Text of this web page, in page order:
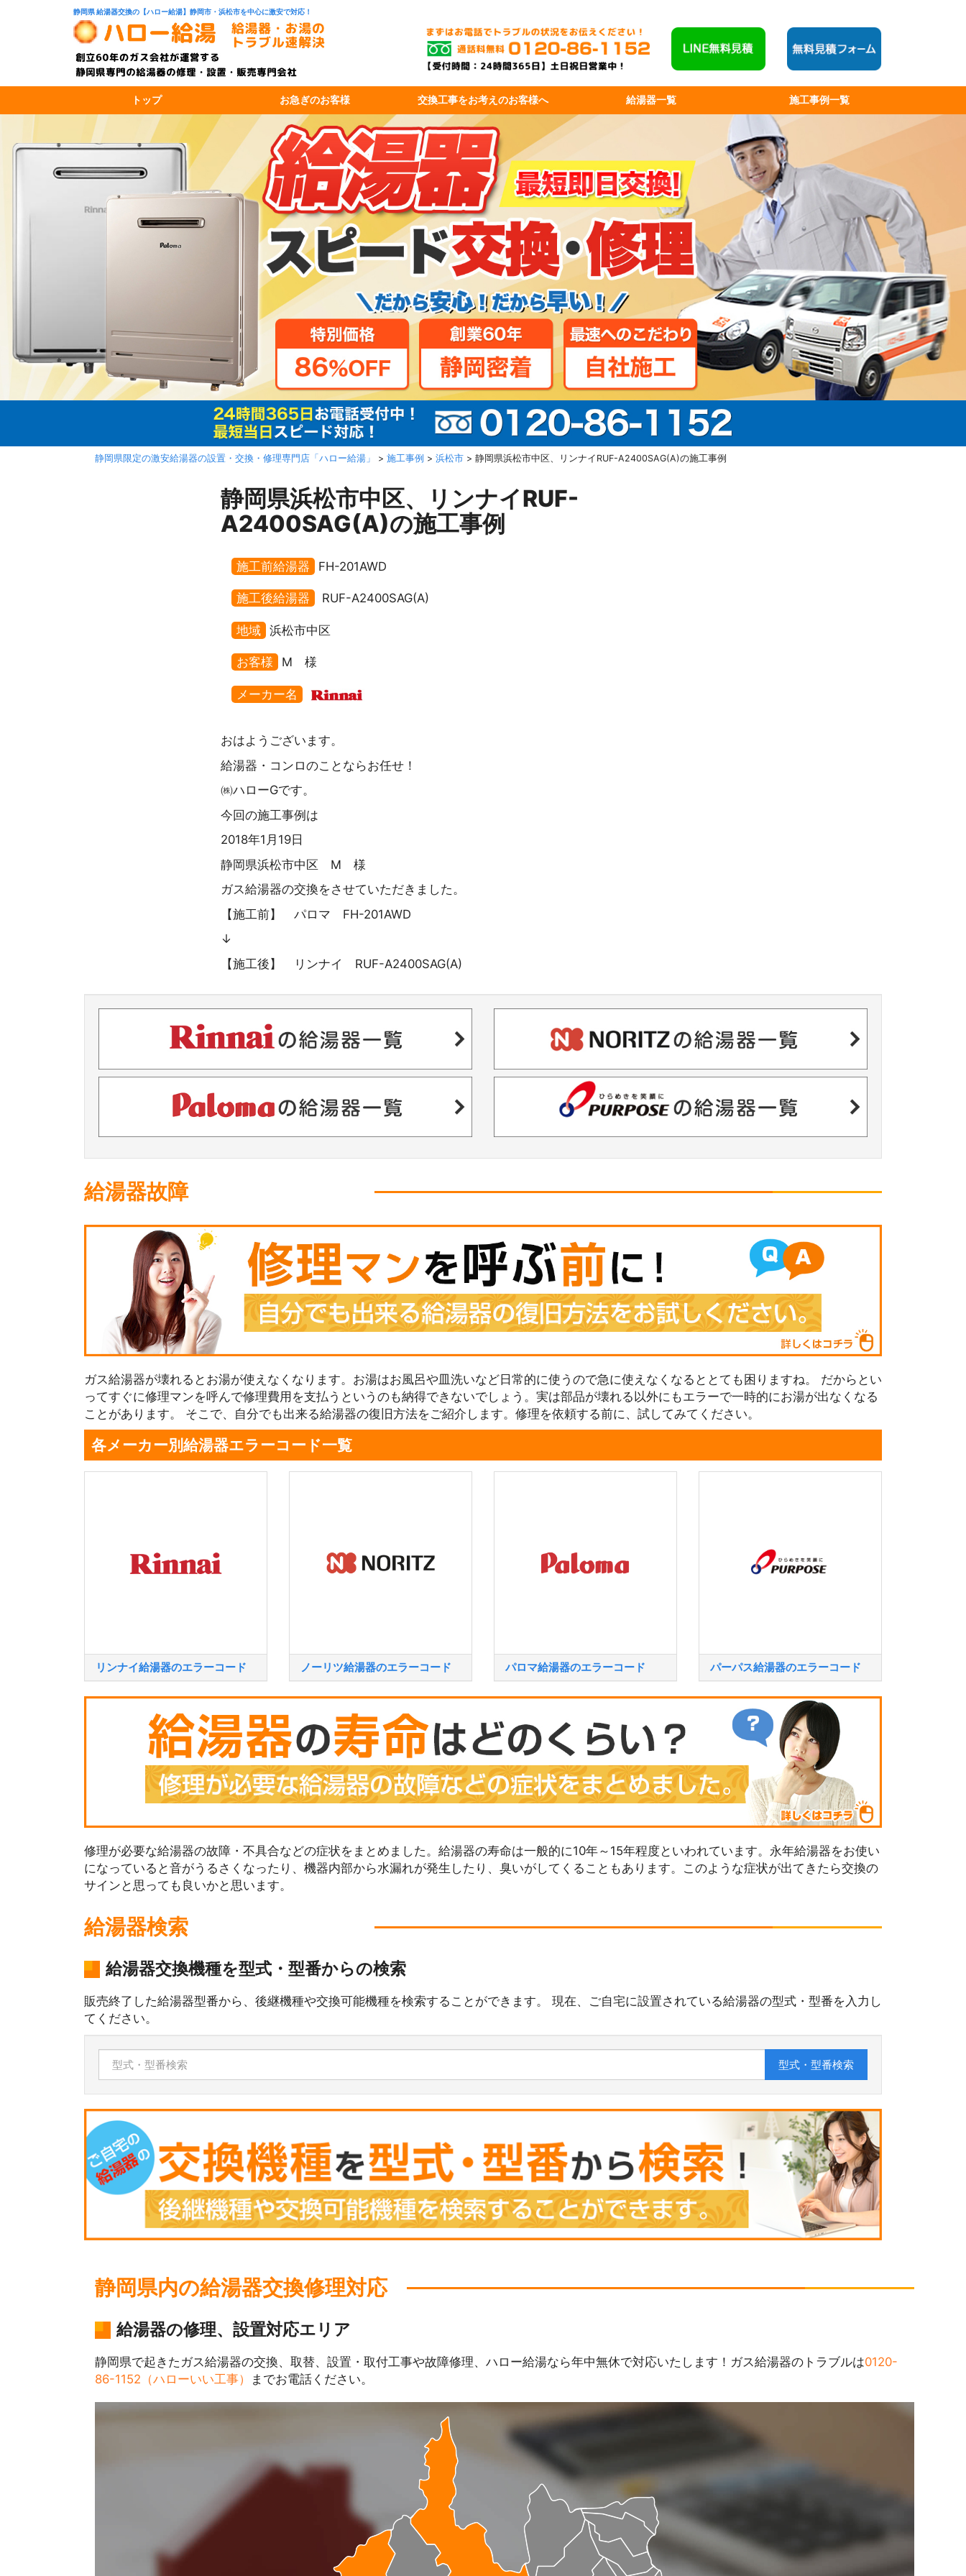
静岡県 給湯器交換の【ハロー給湯】静岡市・浜松市を中心に激安で対応！
トップ お急ぎのお客様 交換工事をお考えのお客様へ 給湯器一覧 施工事例一覧
静岡県限定の激安給湯器の設置・交換・修理専門店「ハロー給湯」 > 施工事例 > 浜松市 > 静岡県浜松市中区、リンナイRUF-A2400SAG(A)の施工事例
静岡県浜松市中区、リンナイRUF-
A2400SAG(A)の施工事例
施工前給湯器 FH-201AWD
施工後給湯器 RUF-A2400SAG(A)
地域 浜松市中区
お客様 M 様
メーカー名
おはようございます。
給湯器・コンロのことならお任せ！
㈱ハローGです。
今回の施工事例は
2018年1月19日
静岡県浜松市中区 M 様
ガス給湯器の交換をさせていただきました。
【施工前】 パロマ FH-201AWD
↓
【施工後】 リンナイ RUF-A2400SAG(A)
給湯器故障
ガス給湯器が壊れるとお湯が使えなくなります。お湯はお風呂や皿洗いなど日常的に使うので急に使えなくなるととても困りますね。 だからとい
ってすぐに修理マンを呼んで修理費用を支払うというのも納得できないでしょう。実は部品が壊れる以外にもエラーで一時的にお湯が出なくなる
ことがあります。 そこで、自分でも出来る給湯器の復旧方法をご紹介します。修理を依頼する前に、試してみてください。
各メーカー別給湯器エラーコード一覧
リンナイ給湯器のエラーコード ノーリツ給湯器のエラーコード パロマ給湯器のエラーコード パーパス給湯器のエラーコード
修理が必要な給湯器の故障・不具合などの症状をまとめました。給湯器の寿命は一般的に10年～15年程度といわれています。永年給湯器をお使い
になっていると音がうるさくなったり、機器内部から水漏れが発生したり、臭いがしてくることもあります。このような症状が出てきたら交換の
サインと思っても良いかと思います。
給湯器検索
給湯器交換機種を型式・型番からの検索
販売終了した給湯器型番から、後継機種や交換可能機種を検索することができます。 現在、ご自宅に設置されている給湯器の型式・型番を入力し
てください。
型式・型番検索
静岡県内の給湯器交換修理対応
給湯器の修理、設置対応エリア
静岡県で起きたガス給湯器の交換、取替、設置・取付工事や故障修理、ハロー給湯なら年中無休で対応いたします！ガス給湯器のトラブルは0120-
86-1152（ハローいい工事）
までお電話ください。